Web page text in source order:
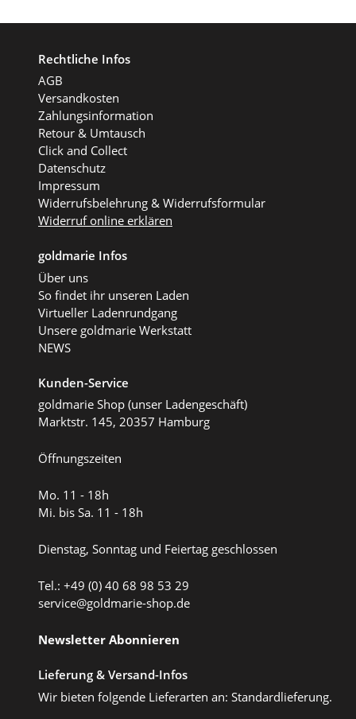
Rechtliche Infos
AGB
Versandkosten
Zahlungsinformation
Retour & Umtausch
Click and Collect
Datenschutz
Impressum
Widerrufsbelehrung & Widerrufsformular
Widerruf online erklären
goldmarie Infos
Über uns
So findet ihr unseren Laden
Virtueller Ladenrundgang
Unsere goldmarie Werkstatt
NEWS
Kunden-Service
goldmarie Shop (unser Ladengeschäft)
Marktstr. 145, 20357 Hamburg
Öffnungszeiten
Mo. 11 - 18h
Mi. bis Sa. 11 - 18h
Dienstag, Sonntag und Feiertag geschlossen
Tel.: +49 (0) 40 68 98 53 29
service@goldmarie-shop.de
Newsletter Abonnieren
Lieferung & Versand-Infos
Wir bieten folgende Lieferarten an: Standardlieferung.